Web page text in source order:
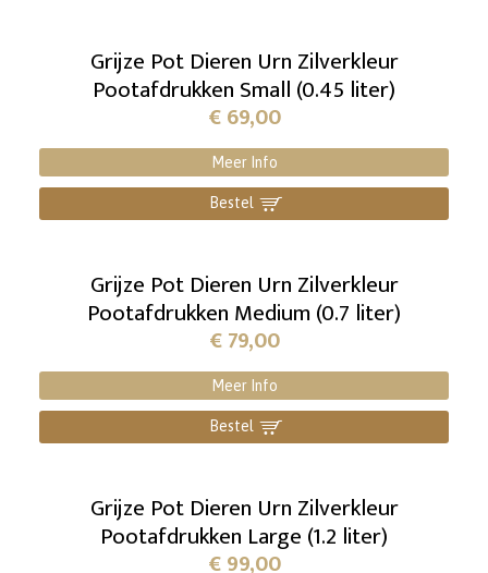
Grijze Pot Dieren Urn Zilverkleur
Pootafdrukken Small (0.45 liter)
€69,00
Meer Info
Bestel ]
Grijze Pot Dieren Urn Zilverkleur
Pootafdrukken Medium (0.7 liter)
€79,00
Meer Info
Bestel ]
Grijze Pot Dieren Urn Zilverkleur
Pootafdrukken Large (1.2 liter)
€99,00